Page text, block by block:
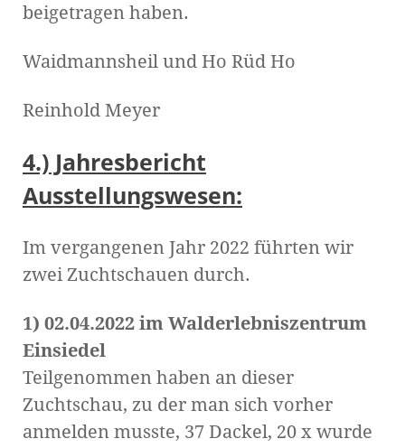
beigetragen haben.
Waidmannsheil und Ho Rüd Ho
Reinhold Meyer
4.) Jahresbericht
Ausstellungswesen:
Im vergangenen Jahr 2022 führten wir
zwei Zuchtschauen durch.
1) 02.04.2022 im Walderlebniszentrum
Einsiedel
Teilgenommen haben an dieser
Zuchtschau, zu der man sich vorher
anmelden musste, 37 Dackel, 20 x wurde